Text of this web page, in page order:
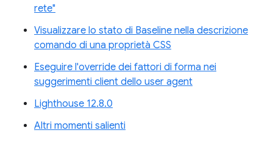
rete"
Visualizzare lo stato di Baseline nella descrizione
comando di una proprietà CSS
Eseguire l'override dei fattori di forma nei
suggerimenti client dello user agent
Lighthouse 12.8.0
Altri momenti salienti